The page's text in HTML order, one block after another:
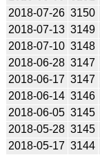
2018-07-26 3150
2018-07-13 3149
2018-07-10 3148
2018-06-28 3147
2018-06-17 3147
2018-06-14 3146
2018-06-05 3145
2018-05-28 3145
2018-05-17 3144